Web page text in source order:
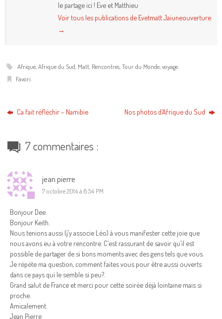
le partage ici ! Eve et Matthieu
Voir tous les publications de Evetmatt Jaiuneouverture
→
Afrique, Afrique du Sud Matt, Rencontres, Tour du Monde, voyage.
Favori
Ca fait réfléchir – Namibie Nos photos d’Afrique du Sud
7 commentaires :
jean pierre
7 octobre 2014 à 8:54 PM
Bonjour Dee.
Bonjour Keith.
Nous tenions aussi (j’y associe Léo) à vous manifester cette joie que
nous avons eu à votre rencontre. C’est rassurant de savoir qu’il est
possible de partager de si bons moments avec des gens tels que vous.
Je répète ma question, comment faites vous pour être aussi ouverts
dans ce pays qui le semble si peu?.
Grand salut de France et merci pour cette soirée déjà lointaine mais si
proche.
Amicalement.
Jean Pierre